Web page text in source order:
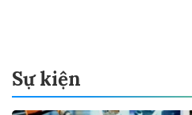
Sự kiện